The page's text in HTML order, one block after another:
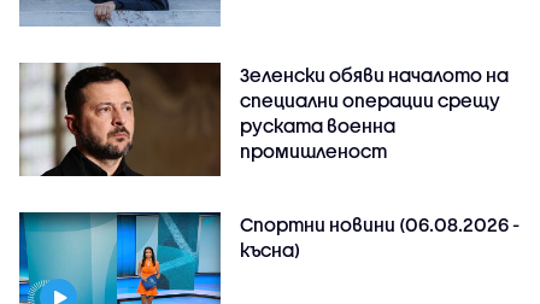
Зеленски обяви началото на
специални операции срещу
руската военна
промишленост
Спортни новини (06.08.2026 -
късна)